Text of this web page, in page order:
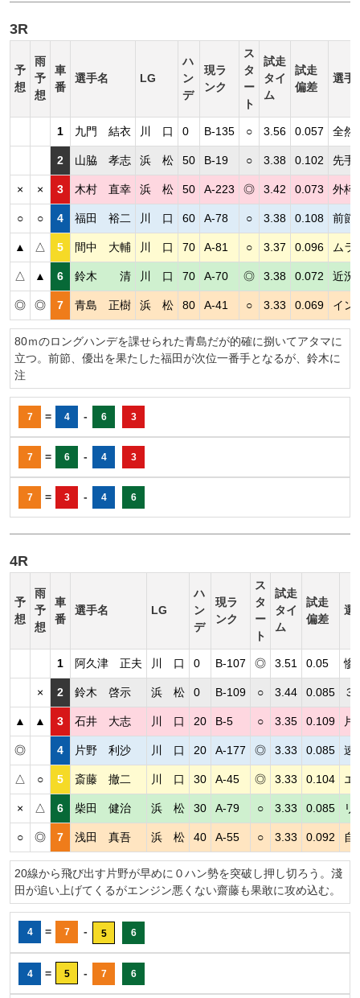
3R
予
想
雨
予
想
車
番
選手名 LG
ハ
ン
デ
現ラ
ンク
ス
タ
ー
ト
試走
タイ
ム
試走
偏差
選手
1 九門 結衣 川 口 0 B-135 ○ 3.56 0.057 全然
2 山脇 孝志 浜 松 50 B-19 ○ 3.38 0.102 先手
× × 3 木村 直幸 浜 松 50 A-223 ◎ 3.42 0.073 外枠
○ ○ 4 福田 裕二 川 口 60 A-78 ○ 3.38 0.108 前節
▲ △ 5 間中 大輔 川 口 70 A-81 ○ 3.37 0.096 ムラ
△ ▲ 6 鈴木 清 川 口 70 A-70 ◎ 3.38 0.072 近況
◎ ◎ 7 青島 正樹 浜 松 80 A-41 ○ 3.33 0.069 イン
80ｍのロングハンデを課せられた青島だが的確に捌いてアタマに
立つ。前節、優出を果たした福田が次位一番手となるが、鈴木に
注
7 = 4 - 6 3
7 = 6 - 4 3
7 = 3 - 4 6
4R
予
想
雨
予
想
車
番
選手名 LG
ハ
ン
デ
現ラ
ンク
ス
タ
ー
ト
試走
タイ
ム
試走
偏差
選
1 阿久津 正夫 川 口 0 B-107 ◎ 3.51 0.05 惨
× 2 鈴木 啓示 浜 松 0 B-109 ○ 3.44 0.085 ３
▲ ▲ 3 石井 大志 川 口 20 B-5 ○ 3.35 0.109 片
◎ 4 片野 利沙 川 口 20 A-177 ◎ 3.33 0.085 速
△ ○ 5 斎藤 撤二 川 口 30 A-45 ◎ 3.33 0.104 エ
× △ 6 柴田 健治 浜 松 30 A-79 ○ 3.33 0.085 リ
○ ◎ 7 浅田 真吾 浜 松 40 A-55 ○ 3.33 0.092 自
20線から飛び出す片野が早めに０ハン勢を突破し押し切ろう。淺
田が追い上げてくるがエンジン悪くない齋藤も果敢に攻め込む。
4 = 7 - 5 6
4 = 5 - 7 6